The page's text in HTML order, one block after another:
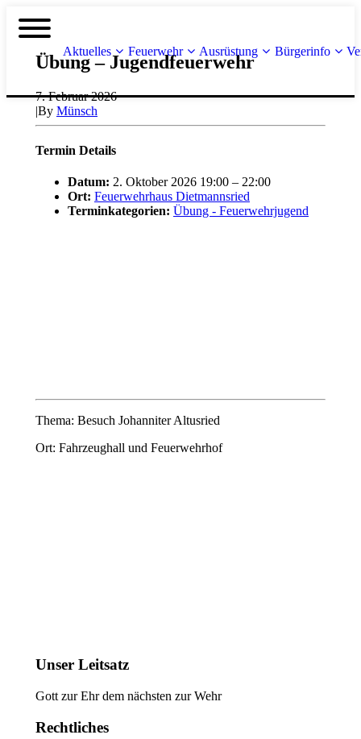
Aktuelles Feuerwehr Ausrüstung Bürgerinfo
Übung – Jugendfeuerwehr
7. Februar 2026
|By Münsch
Termin Details
Datum: 2. Oktober 2026 19:00 – 22:00
Ort: Feuerwehrhaus Dietmannsried
Terminkategorien: Übung - Feuerwehrjugend
Thema: Besuch Johanniter Altusried
Ort: Fahrzeughall und Feuerwehrhof
Unser Leitsatz
Gott zur Ehr dem nächsten zur Wehr
Rechtliches